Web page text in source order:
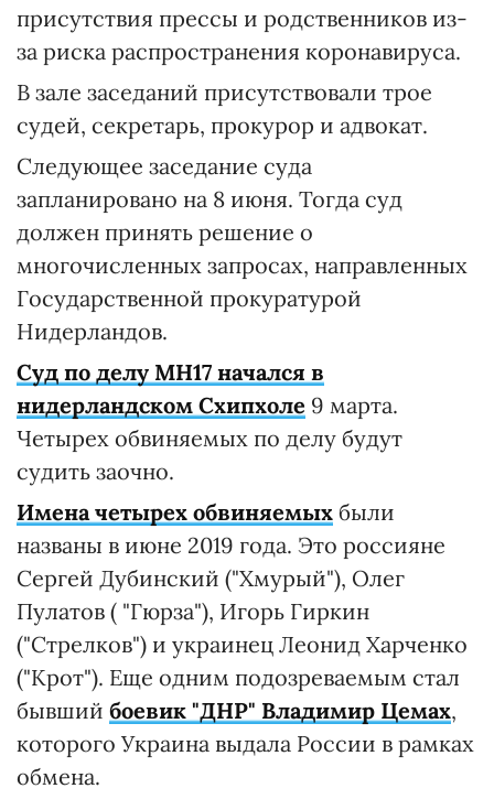
присутствия прессы и родственников из-
за риска распространения коронавируса.
В зале заседаний присутствовали трое
судей, секретарь, прокурор и адвокат.
Следующее заседание суда
запланировано на 8 июня. Тогда суд
должен принять решение о
многочисленных запросах, направленных
Государственной прокуратурой
Нидерландов.
Суд по делу MH17 начался в
нидерландском Схипхоле 9 марта.
Четырех обвиняемых по делу будут
судить заочно.
Имена четырех обвиняемых были
названы в июне 2019 года. Это россияне
Сергей Дубинский ("Хмурый"), Олег
Пулатов ( "Гюрза"), Игорь Гиркин
("Стрелков") и украинец Леонид Харченко
("Крот"). Еще одним подозреваемым стал
бывший боевик "ДНР" Владимир Цемах,
которого Украина выдала России в рамках
обмена.